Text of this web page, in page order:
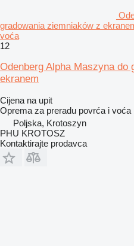
gradowania ziemniaków z
voća
12
Odenberg Alpha Maszyna do
ekranem
Cijena na upit
Oprema za preradu povrća i voća
Poljska, Krotoszyn
PHU KROTOSZ
Kontaktirajte prodavca